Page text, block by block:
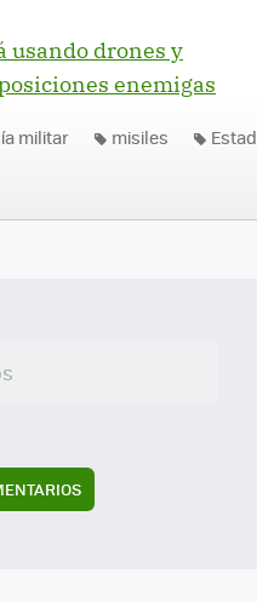
usando drones y
enemigas
militar misiles